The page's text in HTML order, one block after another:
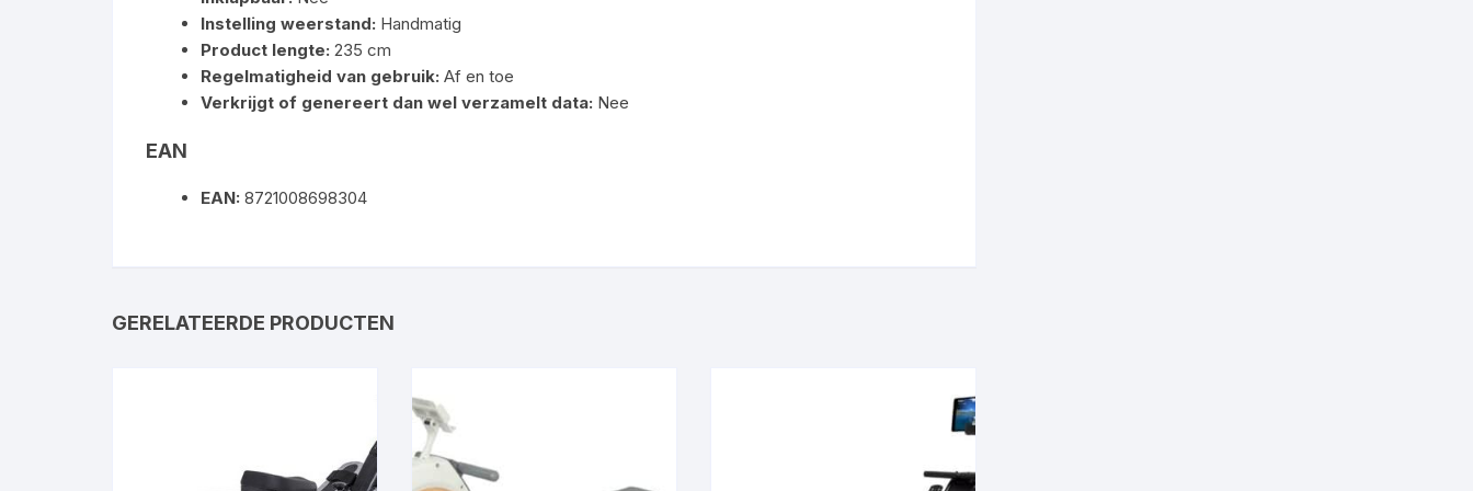
Instelling weerstand: Handmatig
Product lengte: 235 cm
Regelmatigheid van gebruik: Af en toe
Verkrijgt of genereert dan wel verzamelt data: Nee
EAN
EAN: 8721008698304
GERELATEERDE PRODUCTEN